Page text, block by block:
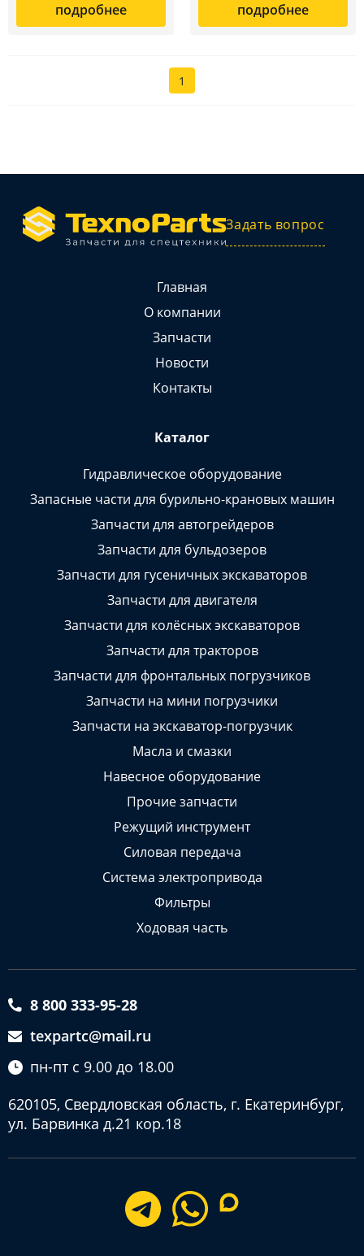
подробнее
подробнее
1
Задать вопрос
Главная
О компании
Запчасти
Новости
Контакты
Каталог
Гидравлическое оборудование
Запасные части для бурильно-крановых машин
Запчасти для автогрейдеров
Запчасти для бульдозеров
Запчасти для гусеничных экскаваторов
Запчасти для двигателя
Запчасти для колёсных экскаваторов
Запчасти для тракторов
Запчасти для фронтальных погрузчиков
Запчасти на мини погрузчики
Запчасти на экскаватор-погрузчик
Масла и смазки
Навесное оборудование
Прочие запчасти
Режущий инструмент
Силовая передача
Система электропривода
Фильтры
Ходовая часть
8 800 333-95-28
texpartc@mail.ru
пн-пт с 9.00 до 18.00
620105, Свердловская область, г. Екатеринбург,
ул. Барвинка д.21 кор.18